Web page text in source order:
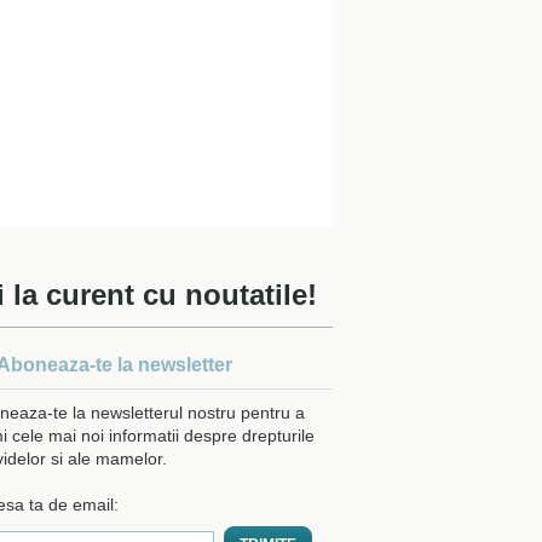
la curent cu noutatile!
te la newsletter
te la newsletterul nostru pentru a
cele mai noi informatii despre drepturile
si ale mamelor.
ta de email: